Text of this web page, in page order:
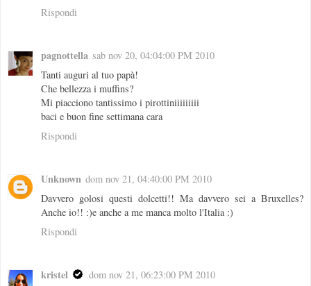
Rispondi
pagnottella sab nov 20, 04:04:00 PM 2010
Tanti auguri al tuo papà!
Che bellezza i muffins?
Mi piacciono tantissimo i pirottiniiiiiiiii
baci e buon fine settimana cara
Rispondi
Unknown dom nov 21, 04:40:00 PM 2010
Davvero golosi questi dolcetti!! Ma davvero sei a Bruxelles?
Anche io!! :)e anche a me manca molto l'Italia :)
Rispondi
kristel
dom nov 21, 06:23:00 PM 2010